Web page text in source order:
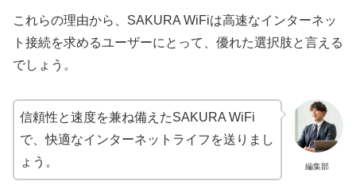
これらの理由から、SAKURA WiFiは高速なインターネッ
ト接続を求めるユーザーにとって、優れた選択肢と言える
でしょう。
編集部
信頼性と速度を兼ね備えたSAKURA WiFi
で、快適なインターネットライフを送りまし
ょう。